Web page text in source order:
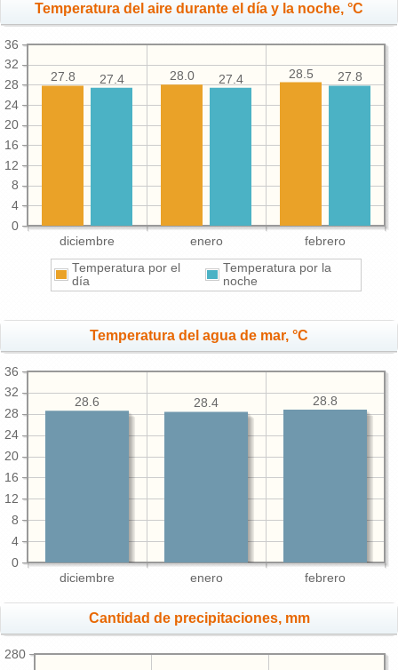
Temperatura del aire durante el día y la noche, °C
diciembre enero febrero
0
4
8
12
16
20
24
28
32
36
28.5
28.0
27.8 27.8
27.4
27.4
Temperatura por el
día
Temperatura por la
noche
Temperatura del agua de mar, °C
diciembre enero febrero
0
4
8
12
16
20
24
28
32
36
28.8
28.4
28.6
Cantidad de precipitaciones, mm
280